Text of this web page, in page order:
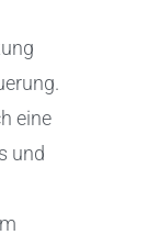
eine
und